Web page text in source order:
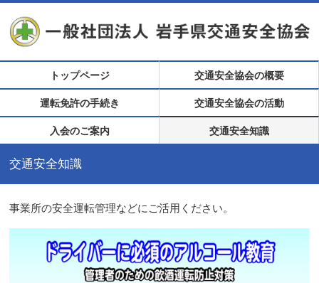
トップページ 交通安全協会の概要
運転免許の手続き 交通安全協会の活動
入会のご案内 交通安全知識
交通安全知識
事業所の安全運転管理などにご活用ください。